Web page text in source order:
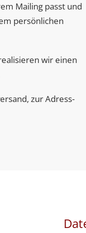
Mailing passt und
persönlichen
wir einen
zur Adress-